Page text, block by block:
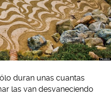
duran unas cuantas
las van desvaneciendo